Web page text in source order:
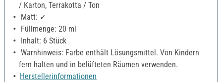
/ Karton, Terrakotta / Ton
Matt: ✓
Füllmenge: 20 ml
Inhalt: 6 Stück
Warnhinweis: Farbe enthält Lösungsmittel. Von Kindern
fern halten und in belüfteten Räumen verwenden.
Herstellerinformationen